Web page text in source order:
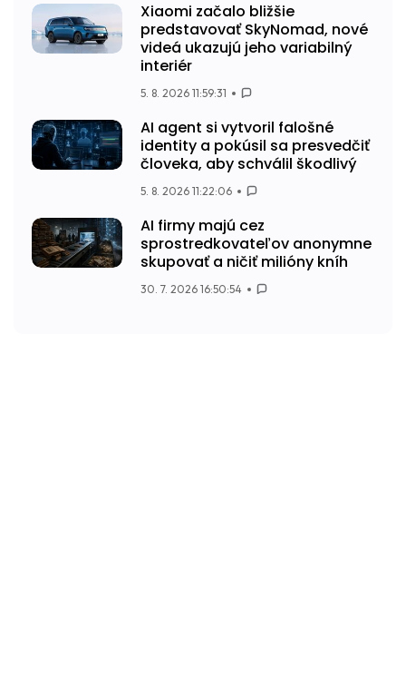
Xiaomi začalo bližšie
predstavovať SkyNomad, nové
videá ukazujú jeho variabilný
interiér
5. 8. 2026 11:59:31
AI agent si vytvoril falošné
identity a pokúsil sa presvedčiť
človeka, aby schválil škodlivý
5. 8. 2026 11:22:06
AI firmy majú cez
sprostredkovateľov anonymne
skupovať a ničiť milióny kníh
30. 7. 2026 16:50:54